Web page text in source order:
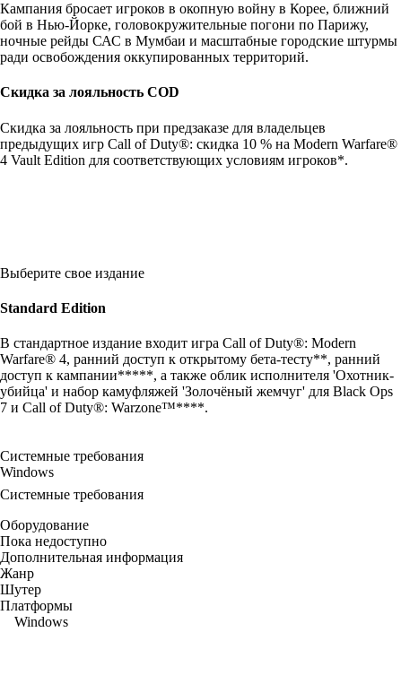
Кампания бросает игроков в окопную войну в Корее, ближний
бой в Нью-Йорке, головокружительные погони по Парижу,
ночные рейды САС в Мумбаи и масштабные городские штурмы
ради освобождения оккупированных территорий.
Скидка за лояльность COD
Скидка за лояльность при предзаказе для владельцев
предыдущих игр Call of Duty®: скидка 10 % на Modern Warfare®
4 Vault Edition для соответствующих условиям игроков*.
Выберите свое издание
Standard Edition
В стандартное издание входит игра Call of Duty®: Modern
Warfare® 4, ранний доступ к открытому бета-тесту**, ранний
доступ к кампании*****, а также облик исполнителя 'Охотник-
убийца' и набор камуфляжей 'Золочёный жемчуг' для Black Ops
7 и Call of Duty®: Warzone™****.
Системные требования
Windows
Системные требования
Оборудование
Пока недоступно
Дополнительная информация
Жанр
Шутер
Платформы
Windows